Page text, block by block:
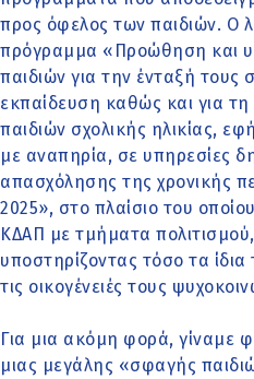
προς όφελος των παιδιών. Ο
πρόγραμμα «Προώθηση και
παιδιών για την ένταξή τους
εκπαίδευση καθώς και για
παιδιών σχολικής ηλικίας,
με αναπηρία, σε υπηρεσίες
απασχόλησης της χρονικής
2025», στο πλαίσιο του
ΚΔΑΠ με τμήματα
υποστηρίζοντας τόσο τα ίδια
τις οικογένειές τους
Για μια ακόμη φορά, γίναμε
μιας μεγάλης «σφαγής